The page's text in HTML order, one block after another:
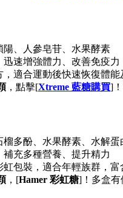
陽、人參皂苷、水果酵素
迅速增強體力、改善免疫力
適合運動後快速恢復體能
，點擊[Xtreme 藍糖購買]
榴多酚、水果酵素、水解蛋
補充多種營養、提升精力
包裝，適合年輕族群，富
，[Hamer 彩虹糖]！多盒有